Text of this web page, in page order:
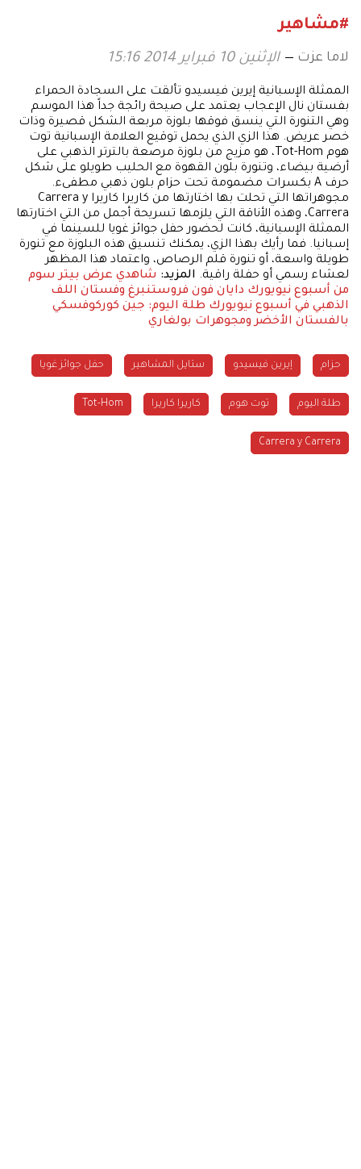
#مشاهير
لاما عزت الإثنين 10 فبراير 2014 15:16
الممثلة الإسبانية إيرين فيسيدو تألقت على السجادة الحمراء
بفستان نال الإعجاب يعتمد على صيحة رائجة جداً هذا الموسم
وهي التنورة التي ينسق فوقها بلوزة مربعة الشكل قصيرة وذات
خصر عريض. هذا الزي الذي يحمل توقيع العلامة الإسبانية توت
هوم Tot-Hom، هو مزيج من بلوزة مرصعة بالترتر الذهبي على
أرضية بيضاء، وتنورة بلون القهوة مع الحليب طويلو على شكل
حرف A بكسرات مضمومة تحت حزام بلون ذهبي مطفىء.
مجوهراتها التي تحلت بها اختارتها من كاريرا كاريرا Carrera y
Carrera، وهذه الأناقة التي يلزمها تسريحة أجمل من التي اختارتها
الممثلة الإسبانية، كانت لحضور حفل جوائز غويا للسينما في
إسبانيا. فما رأيك بهذا الزي، يمكنك تنسيق هذه البلوزة مع تنورة
طويلة واسعة، أو تنورة قلم الرصاص، واعتماد هذا المظهر
لعشاء رسمي أو حفلة راقية. المزيد: شاهدي عرض بيتر سوم
من أسبوع نيويورك دايان فون فروستنبرغ وفستان اللف
الذهبي في أسبوع نيويورك طلة اليوم: جين كوركوفسكي
بالفستان الأخضر ومجوهرات بولغاري
حزام إيرين فيسيدو ستايل المشاهير حفل جوائز غويا
طلة اليوم توت هوم كاريرا كاريرا Tot-Hom
Carrera y Carrera